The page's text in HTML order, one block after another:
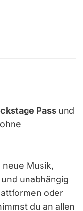
Pass und
Musik,
unabhängig
oder
du an allen